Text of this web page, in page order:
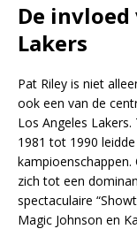
De invloed
Lakers
Pat Riley is niet
ook een van de
Los Angeles
1981 tot 1990
zich tot een
spectaculaire
Magic Johnson en